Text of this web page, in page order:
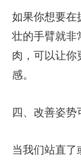
如果你想要在
壮的手臂就非
肉，可以让你
感。
四、改善姿势
当我们站直了